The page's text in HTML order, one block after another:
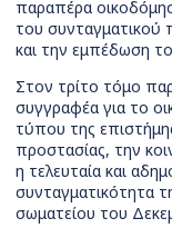
παραπέρα
του συνταγματικού
και την εμπέδωση
Στον τρίτο τόμο
συγγραφέα για το
τύπου της
προστασίας, την
η τελευταία και
συνταγματικότητα
σωματείου του